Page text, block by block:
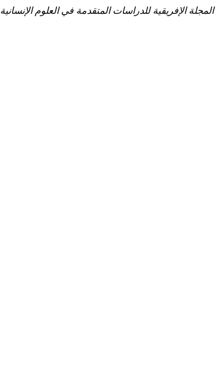
المجلة الإفريقية للدراسات المتقدمة في العلوم الإنسانية